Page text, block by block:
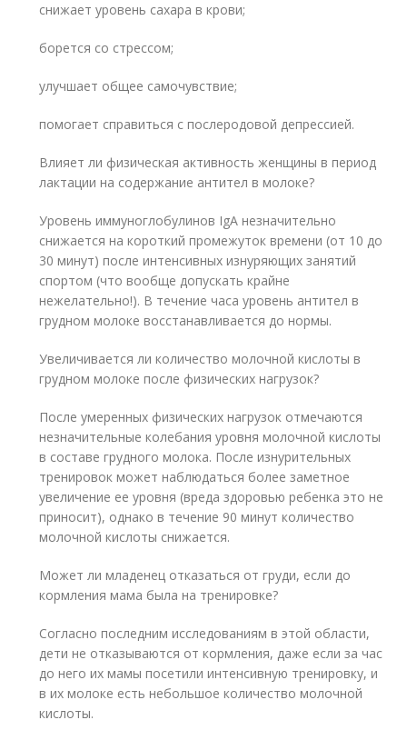
снижает уровень сахара в крови;
борется со стрессом;
улучшает общее самочувствие;
помогает справиться с послеродовой депрессией.
Влияет ли физическая активность женщины в период
лактации на содержание антител в молоке?
Уровень иммуноглобулинов IgA незначительно
снижается на короткий промежуток времени (от 10 до
30 минут) после интенсивных изнуряющих занятий
спортом (что вообще допускать крайне
нежелательно!). В течение часа уровень антител в
грудном молоке восстанавливается до нормы.
Увеличивается ли количество молочной кислоты в
грудном молоке после физических нагрузок?
После умеренных физических нагрузок отмечаются
незначительные колебания уровня молочной кислоты
в составе грудного молока. После изнурительных
тренировок может наблюдаться более заметное
увеличение ее уровня (вреда здоровью ребенка это не
приносит), однако в течение 90 минут количество
молочной кислоты снижается.
Может ли младенец отказаться от груди, если до
кормления мама была на тренировке?
Согласно последним исследованиям в этой области,
дети не отказываются от кормления, даже если за час
до него их мамы посетили интенсивную тренировку, и
в их молоке есть небольшое количество молочной
кислоты.